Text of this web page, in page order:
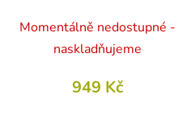
Momentálně nedostupné -
naskladňujeme
949 Kč